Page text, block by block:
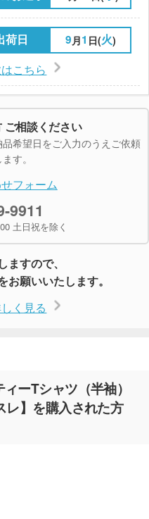
荷日 9 月1 日(火)
こちら
ご相談ください
希望日をご入力のうえご依頼
す。
フォーム
9911
土日祝を除く
ますので、
お願いいたします。
く見る
ーTシャツ（半袖）
レ】を購入された方